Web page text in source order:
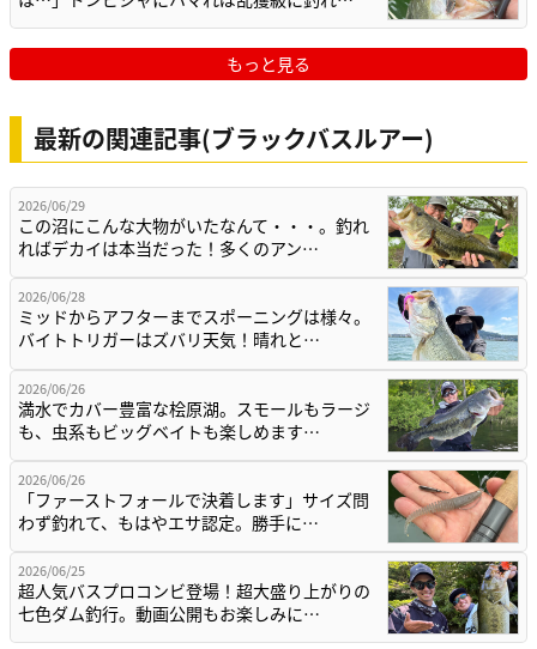
もっと見る
最新の関連記事(ブラックバスルアー)
2026/06/29
この沼にこんな大物がいたなんて・・・。釣れ
ればデカイは本当だった！多くのアン…
2026/06/28
ミッドからアフターまでスポーニングは様々。
バイトトリガーはズバリ天気！晴れと…
2026/06/26
満水でカバー豊富な桧原湖。スモールもラージ
も、虫系もビッグベイトも楽しめます…
2026/06/26
「ファーストフォールで決着します」サイズ問
わず釣れて、もはやエサ認定。勝手に…
2026/06/25
超人気バスプロコンビ登場！超大盛り上がりの
七色ダム釣行。動画公開もお楽しみに…